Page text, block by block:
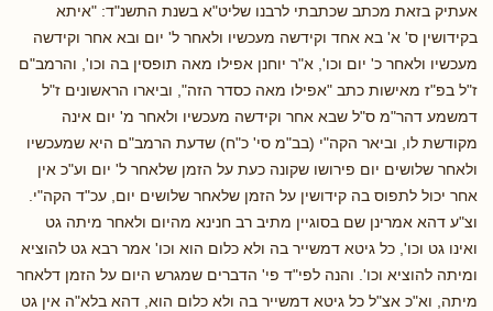
אעתיק בזאת מכתב שכתבתי לרבנו שליט"א בשנת התשנ"ד: "איתא
בקידושין ס' א' בא אחד וקידשה מעכשיו ולאחר ל' יום ובא אחר וקידשה
מעכשיו ולאחר כ' יום וכו', א"ר יוחנן אפילו מאה תופסין בה וכו', והרמב"ם
ז"ל בפ"ז מאישות כתב "אפילו מאה כסדר הזה", וביארו הראשונים ז"ל
דמשמע דהר"מ ס"ל שבא אחר וקידשה מעכשיו ולאחר מ' יום אינה
מקודשת לו, וביאר הקה"י (בב"מ סי' כ"ח) שדעת הרמב"ם היא שמעכשיו
ולאחר שלושים יום פירושו שקונה כעת על הזמן שלאחר ל' יום וע"כ אין
אחר יכול לתפוס בה קידושין על הזמן שלאחר שלושים יום, עכ"ד הקה"י.
וצ"ע דהא אמרינן שם בסוגיין מתיב רב חנינא מהיום ולאחר מיתה גט
ואינו גט וכו', כל גיטא דמשייר בה ולא כלום הוא וכו' אמר רבא גט להוציא
ומיתה להוציא וכו'. והנה לפי"ד פי' הדברים שמגרש היום על הזמן דלאחר
מיתה, וא"כ אצ"ל כל גיטא דמשייר בה ולא כלום הוא, דהא בלא"ה אין גט